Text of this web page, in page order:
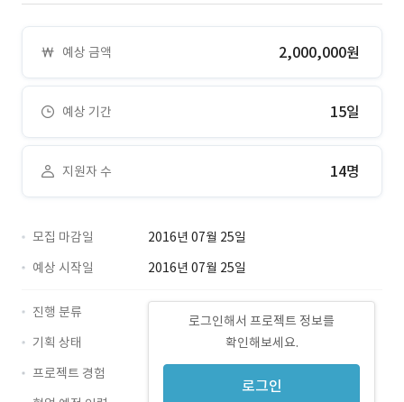
예상 금액 2,000,000원
예상 기간 15일
지원자 수 14명
모집 마감일
2016년 07월 25일
예상 시작일
2016년 07월 25일
로그인해서 프로젝트 정보를
확인해보세요.
로그인
진행 분류
기획 상태
프로젝트 경험